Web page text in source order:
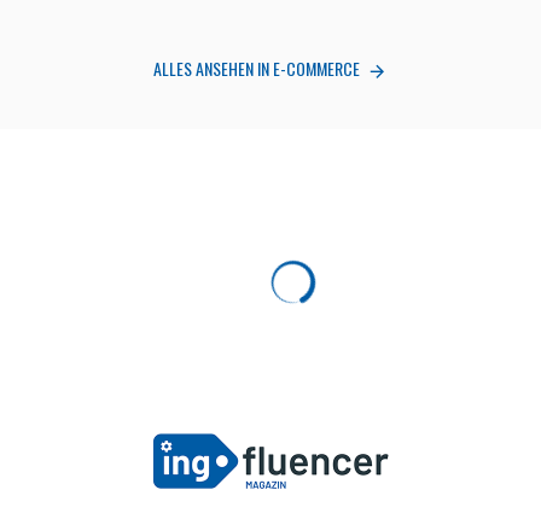
ALLES ANSEHEN IN E-COMMERCE